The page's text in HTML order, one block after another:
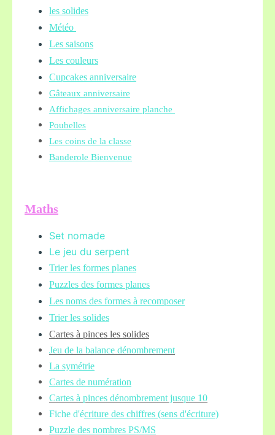
les solides
Météo
Les saisons
Les couleurs
Cupcakes anniversaire
Gâteaux anniversaire
Affichages anniversaire planche
Poubelles
Les coins de la classe
Banderole Bienvenue
Maths
Set nomade
Le jeu du serpent
Trier les formes planes
Puzzles des formes planes
Les noms des formes à recomposer
Trier les solides
Cartes à pinces les solides
Jeu de la balance dénombrement
La symétrie
Cartes de numération
Cartes à pinces dénombrement jusque 10
Fiche d'écriture des chiffres (sens d'écriture)
Puzzle des nombres PS/MS